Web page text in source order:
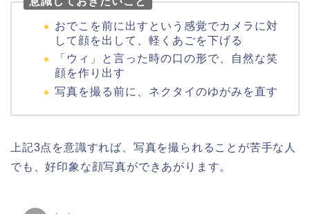
おでこを前に出すという感覚でカメラに対
して顔を出して、軽くあごを下げる
「ウィ」と言った時の口の形で、自然な笑
顔を作り出す
写真を撮る前に、ネクタイのゆがみを直す
上記3点を意識すれば、写真を撮られることが苦手な人
でも、好印象な顔写真ができあがります。